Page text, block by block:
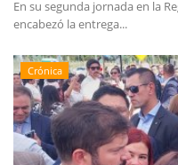
En su segunda jornada en la
encabezó la entrega...
Crónica